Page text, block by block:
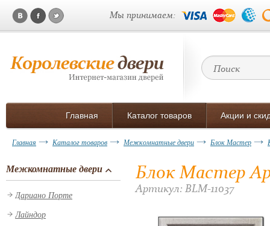
Мы принимаем:
Главная Каталог товаров Акции и
Главная Каталог товаров Межкомнатные двери Блок Мастер
Межкомнатные двери
Дариано Порте
Лайндор
Блок Мастер
Артикул: BLM-11037